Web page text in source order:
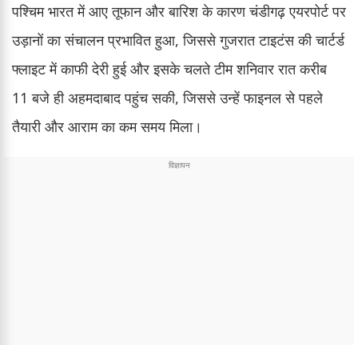
पश्चिम भारत में आए तूफान और बारिश के कारण चंडीगढ़ एयरपोर्ट पर
उड़ानों का संचालन प्रभावित हुआ, जिससे गुजरात टाइटंस की चार्टर्ड
फ्लाइट में काफी देरी हुई और इसके चलते टीम शनिवार रात करीब
11 बजे ही अहमदाबाद पहुंच सकी, जिससे उन्हें फाइनल से पहले
तैयारी और आराम का कम समय मिला।